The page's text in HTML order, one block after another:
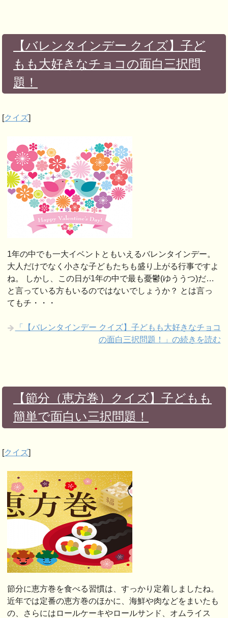
【バレンタインデー クイズ】子ど
もも大好きなチョコの面白三択問
題！
[クイズ]
1年の中でも一大イベントともいえるバレンタインデー。
大人だけでなく小さな子どもたちも盛り上がる行事ですよ
ね。 しかし、この日が1年の中で最も憂鬱(ゆううつ)だ…
と言っている方もいるのではないでしょうか？ とは言っ
てもチ・・・
「【バレンタインデー クイズ】子どもも大好きなチョコ
の面白三択問題！」の続きを読む
【節分（恵方巻）クイズ】子どもも
簡単で面白い三択問題！
[クイズ]
節分に恵方巻を食べる習慣は、すっかり定着しましたね。
近年では定番の恵方巻のほかに、海鮮や肉などをまいたも
の、さらにはロールケーキやロールサンド、オムライス